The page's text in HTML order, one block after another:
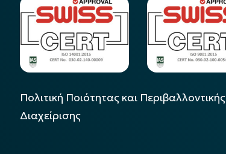
Πολιτική Ποιότητας και Περιβαλλοντικής
Διαχείρισης